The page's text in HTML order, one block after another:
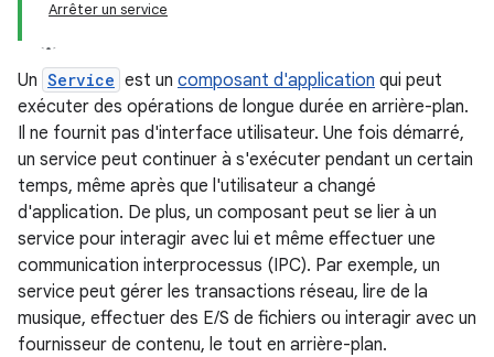
Arrêter un service
Un Service est un composant d'application qui peut
exécuter des opérations de longue durée en arrière-plan.
Il ne fournit pas d'interface utilisateur. Une fois démarré,
un service peut continuer à s'exécuter pendant un certain
temps, même après que l'utilisateur a changé
d'application. De plus, un composant peut se lier à un
service pour interagir avec lui et même effectuer une
communication interprocessus (IPC). Par exemple, un
service peut gérer les transactions réseau, lire de la
musique, effectuer des E/S de fichiers ou interagir avec un
fournisseur de contenu, le tout en arrière-plan.